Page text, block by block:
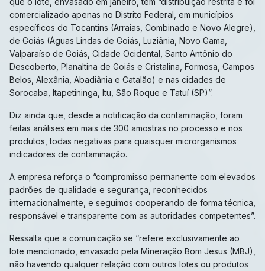
comercializado apenas no Distrito Federal, em municípios
específicos do Tocantins (Arraias, Combinado e Novo Alegre),
de Goiás (Águas Lindas de Goiás, Luziânia, Novo Gama,
Valparaíso de Goiás, Cidade Ocidental, Santo Antônio do
Descoberto, Planaltina de Goiás e Cristalina, Formosa, Campos
Belos, Alexânia, Abadiânia e Catalão) e nas cidades de
Sorocaba, Itapetininga, Itu, São Roque e Tatuí (SP)”.
Diz ainda que, desde a notificação da contaminação, foram
feitas análises em mais de 300 amostras no processo e nos
produtos, todas negativas para quaisquer microrganismos
indicadores de contaminação.
A empresa reforça o “compromisso permanente com elevados
padrões de qualidade e segurança, reconhecidos
internacionalmente, e seguimos cooperando de forma técnica,
responsável e transparente com as autoridades competentes”.
Ressalta que a comunicação se “refere exclusivamente ao
lote mencionado, envasado pela Mineração Bom Jesus (MBJ),
não havendo qualquer relação com outros lotes ou produtos